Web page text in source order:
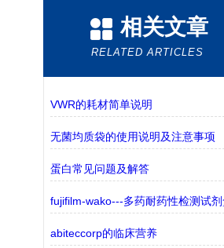
相关文章
RELATED ARTICLES
VWR的耗材简单说明
无菌均质袋的使用说明及注意事项
蛋白常见问题及解答
abiteccorp的临床营养